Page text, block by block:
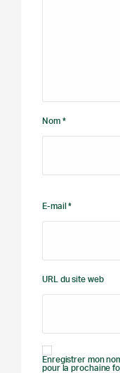
Nom *
E-mail *
URL du site web
Enregistrer mon
pour la prochaine